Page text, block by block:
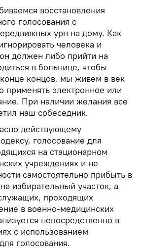
восстановления
голосования с
урн на дому. Как
человека и
должен либо прийти на
в больнице, чтобы
концов, мы живем в век
применять электронное или
При наличии желания все
наш собеседник.
действующему
голосование для
на стационарном
учреждениях и не
самостоятельно прибыть в
избирательный участок, а
проходящих
в военно-медицинских
непосредственно в
с использованием
голосования.